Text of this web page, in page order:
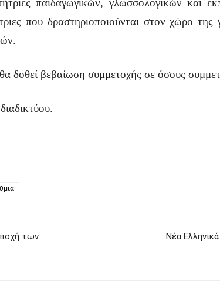
παιδαγωγικών, γλωσσολογικών και
που δραστηριοποιούνται στον χώρο
δοθεί βεβαίωση συμμετοχής σε όσους
των
Νέα